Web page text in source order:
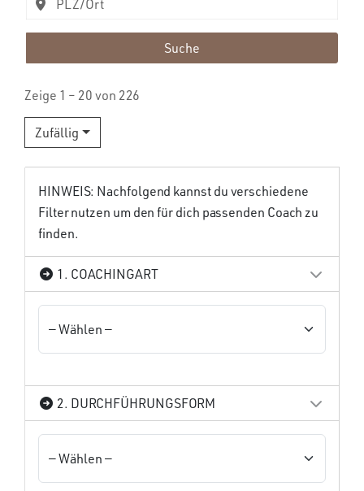
Suche
Zeige 1 – 20 von 226
Zufällig
HINWEIS: Nachfolgend kannst du verschiedene
Filter nutzen um den für dich passenden Coach zu
finden.
1. COACHINGART
2. DURCHFÜHRUNGSFORM